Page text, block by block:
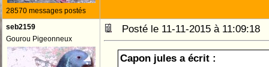
28570 messages postés
seb2159
Gourou Pigeonneux
Posté le 11-11-2015 à 11:09:18
Capon jules a écrit :